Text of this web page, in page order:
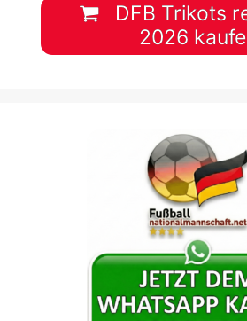
DFB Trikots
2026